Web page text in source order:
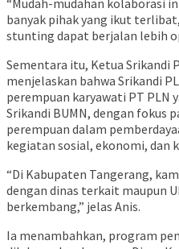
“Mudah-mudahan kolaborasi
banyak pihak yang ikut
stunting dapat berjalan lebih
Sementara itu, Ketua Srikandi
menjelaskan bahwa Srikandi
perempuan karyawati PT PLN
Srikandi BUMN, dengan fokus
perempuan dalam
kegiatan sosial, ekonomi, dan
“Di Kabupaten Tangerang,
dengan dinas terkait maupun
berkembang,” jelas Anis.
Ia menambahkan, program